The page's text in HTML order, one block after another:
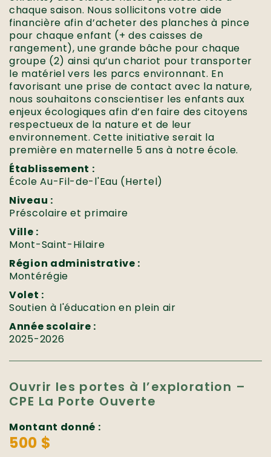
chaque saison. Nous sollicitons votre aide
financière afin d’acheter des planches à pince
pour chaque enfant (+ des caisses de
rangement), une grande bâche pour chaque
groupe (2) ainsi qu’un chariot pour transporter
le matériel vers les parcs environnant. En
favorisant une prise de contact avec la nature,
nous souhaitons conscientiser les enfants aux
enjeux écologiques afin d’en faire des citoyens
respectueux de la nature et de leur
environnement. Cette initiative serait la
première en maternelle 5 ans à notre école.
Établissement :
École Au-Fil-de-l'Eau (Hertel)
Niveau :
Préscolaire et primaire
Ville :
Mont-Saint-Hilaire
Région administrative :
Montérégie
Volet :
Soutien à l'éducation en plein air
Année scolaire :
2025-2026
Ouvrir les portes à l’exploration –
CPE La Porte Ouverte
Montant donné :
500 $